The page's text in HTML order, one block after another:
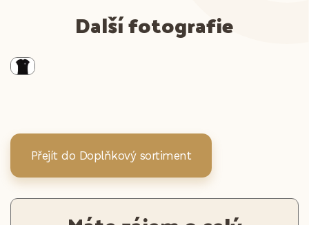
Další fotografie
Přejít do Doplňkový sortiment